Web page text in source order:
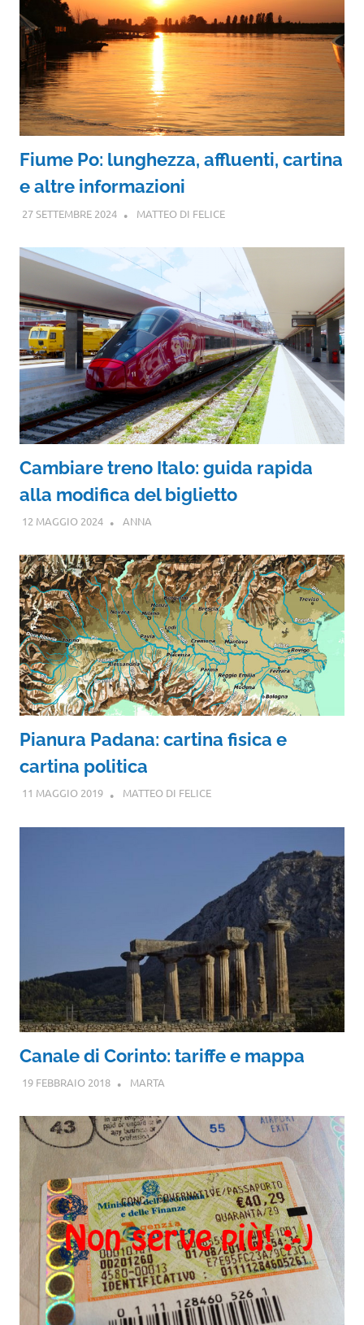
Fiume Po: lunghezza, affluenti, cartina
e altre informazioni
27 SETTEMBRE 2024 MATTEO DI FELICE
Cambiare treno Italo: guida rapida
alla modifica del biglietto
12 MAGGIO 2024 ANNA
Pianura Padana: cartina fisica e
cartina politica
11 MAGGIO 2019 MATTEO DI FELICE
Canale di Corinto: tariffe e mappa
19 FEBBRAIO 2018 MARTA